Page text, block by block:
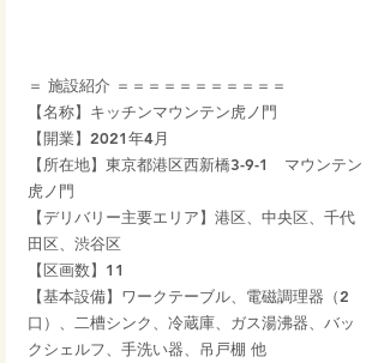
＝ 施設紹介 ＝＝＝＝＝＝＝＝＝＝＝
【名称】キッチンマウンテン虎ノ門
【開業】2021年4月
【所在地】東京都港区西新橋3-9-1　マウンテン
虎ノ門
【デリバリー主要エリア】港区、中央区、千代
田区、渋谷区
【区画数】11
【基本設備】ワークテーブル、電磁調理器（2
口）、二槽シンク、冷蔵庫、ガス湯沸器、バッ
クシェルフ、手洗い器、吊戸棚 他